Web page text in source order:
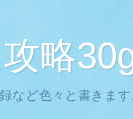
略
など色々と書きます